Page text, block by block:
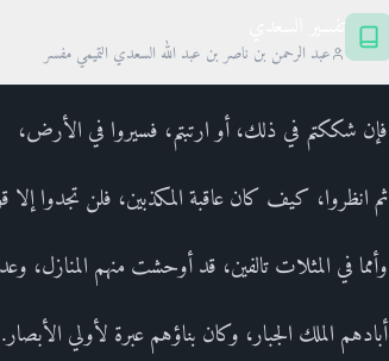
عبد الرحمن بن ناصر بن عبد الله السعدي التميمي مفسر
فإن شككتم في ذلك، أو ارتبتم، فسيروا في الأرض،
ثم انظروا، كيف كان عاقبة المكذبين، فلن تجدوا إلا
وأمما في المثلات تالفين، قد أوحشت منهم المنازل،
أبادهم الملك الجبار، وكان بناؤهم عبرة لأولي الأبصار.